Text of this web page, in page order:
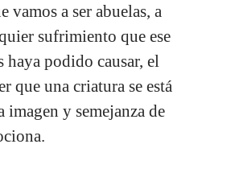
vamos a ser abuelas, a
sufrimiento que ese
haya podido causar, el
que una criatura se está
imagen y semejanza de